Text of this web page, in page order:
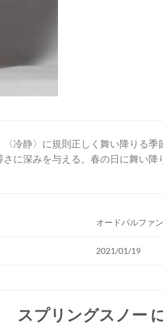
冷静〉に規則正しく舞い降りる
に深みを与える。春の日に舞い降
オードパルファン
2021/01/19
スプリングスノー